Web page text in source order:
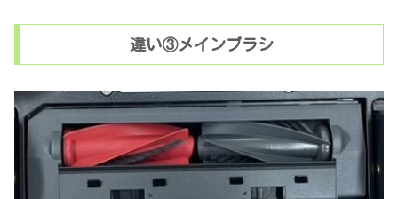
違い③メインブラシ